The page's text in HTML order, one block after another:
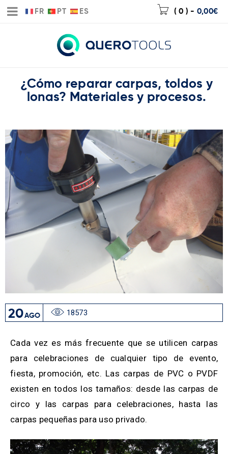
FR PT ES ( 0 ) - 0,00€
¿Cómo reparar carpas, toldos y
lonas? Materiales y procesos.
20AGO 18573
Cada vez es más frecuente que se utilicen carpas
para celebraciones de cualquier tipo de evento,
fiesta, promoción, etc. Las carpas de PVC o PVDF
existen en todos los tamaños: desde las carpas de
circo y las carpas para celebraciones, hasta las
carpas pequeñas para uso privado.